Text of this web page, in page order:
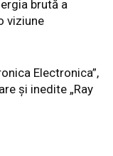
brută a
viziune
Electronica”,
și inedite „Ray